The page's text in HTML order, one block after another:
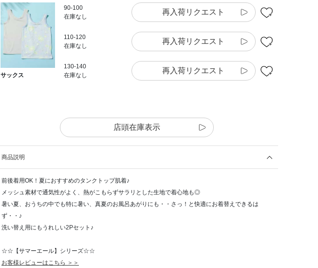
サックス
90-100
在庫なし
再入荷リクエスト
110-120
在庫なし
再入荷リクエスト
130-140
在庫なし
再入荷リクエスト
店頭在庫表示
商品説明
前後着用OK！夏におすすめのタンクトップ肌着♪
メッシュ素材で通気性がよく、熱がこもらずサラリとした生地で着心地も◎
暑い夏、おうちの中でも特に暑い、真夏のお風呂あがりにも・・さっ！と快適にお着替えできるは
ず・・♪
洗い替え用にもうれしい2Pセット♪
☆☆【サマーエール】シリーズ☆☆
お客様レビューはこちら ＞＞